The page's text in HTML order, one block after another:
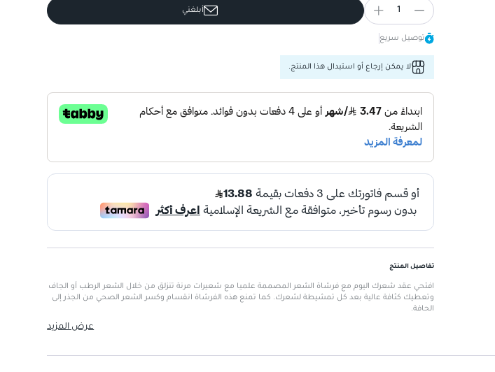
1 أبلغني
توصيل سريع
لا يمكن إرجاع أو استبدال هذا المنتج.
تفاصيل المنتج
افتحي عقد شعرك اليوم مع فرشاة الشعر المصممة علميا مع شعيرات مرنة تنزلق من خلال الشعر الرطب أو الجاف
وتعطيك كثافة عالية بعد كل تمشيطة لشعرك. كما تمنع هذه الفرشاة انقسام وكسر الشعر الصحي من الجذر إلى
الحافة.
تعمل على الوصلات والشعر المستعار.
عرض المزيد